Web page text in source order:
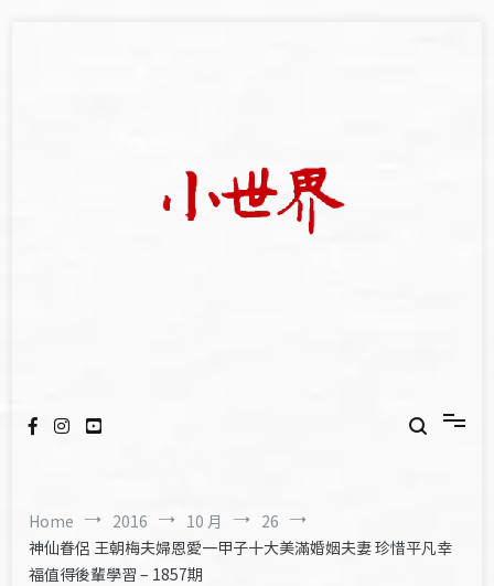
Home 2016 10 月
26
神仙眷侶 王朝梅夫婦恩愛一甲子十大美滿婚姻夫妻 珍惜平凡幸
福值得後輩學習 – 1857期